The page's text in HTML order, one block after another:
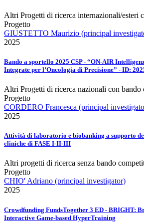
Altri Progetti di ricerca internazionali/esteri
Progetto
GIUSTETTO Maurizio (principal
2025
Bando a sportello 2025 CSP - “ON-AIR
Integrate per l’Oncologia di Precisione” - ID:
Altri Progetti di ricerca nazionali con bando
Progetto
CORDERO Francesca (principal
2025
Attività di laboratorio e biobanking a supporto
cliniche di FASE I-II-III
Altri progetti di ricerca senza bando
Progetto
CHIO' Adriano (principal investigator)
2025
Crowdfunding FundsTogether 3 ED - BRIGHT:
Interactive Game-based HyperTraining